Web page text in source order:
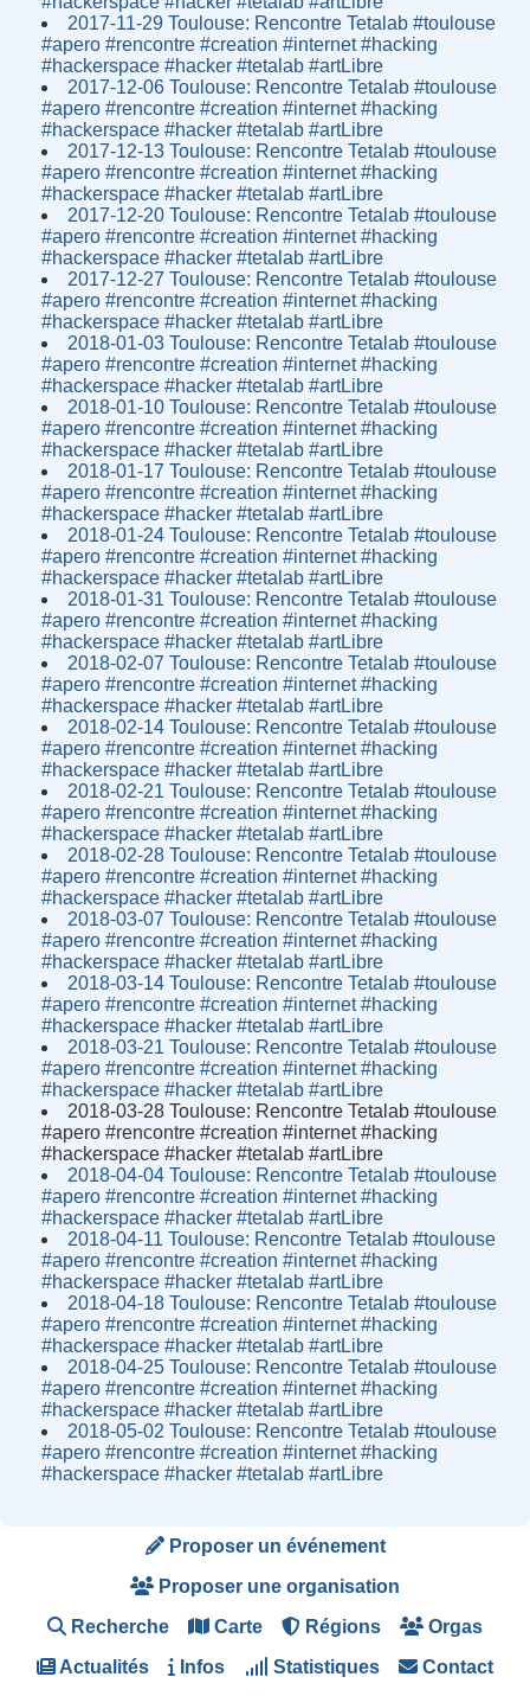
2017-11-29 Toulouse: Rencontre Tetalab #toulouse
#apero #rencontre #creation #internet #hacking
#hackerspace #hacker #tetalab #artLibre
2017-12-06 Toulouse: Rencontre Tetalab #toulouse
#apero #rencontre #creation #internet #hacking
#hackerspace #hacker #tetalab #artLibre
2017-12-13 Toulouse: Rencontre Tetalab #toulouse
#apero #rencontre #creation #internet #hacking
#hackerspace #hacker #tetalab #artLibre
2017-12-20 Toulouse: Rencontre Tetalab #toulouse
#apero #rencontre #creation #internet #hacking
#hackerspace #hacker #tetalab #artLibre
2017-12-27 Toulouse: Rencontre Tetalab #toulouse
#apero #rencontre #creation #internet #hacking
#hackerspace #hacker #tetalab #artLibre
2018-01-03 Toulouse: Rencontre Tetalab #toulouse
#apero #rencontre #creation #internet #hacking
#hackerspace #hacker #tetalab #artLibre
2018-01-10 Toulouse: Rencontre Tetalab #toulouse
#apero #rencontre #creation #internet #hacking
#hackerspace #hacker #tetalab #artLibre
2018-01-17 Toulouse: Rencontre Tetalab #toulouse
#apero #rencontre #creation #internet #hacking
#hackerspace #hacker #tetalab #artLibre
2018-01-24 Toulouse: Rencontre Tetalab #toulouse
#apero #rencontre #creation #internet #hacking
#hackerspace #hacker #tetalab #artLibre
2018-01-31 Toulouse: Rencontre Tetalab #toulouse
#apero #rencontre #creation #internet #hacking
#hackerspace #hacker #tetalab #artLibre
2018-02-07 Toulouse: Rencontre Tetalab #toulouse
#apero #rencontre #creation #internet #hacking
#hackerspace #hacker #tetalab #artLibre
2018-02-14 Toulouse: Rencontre Tetalab #toulouse
#apero #rencontre #creation #internet #hacking
#hackerspace #hacker #tetalab #artLibre
2018-02-21 Toulouse: Rencontre Tetalab #toulouse
#apero #rencontre #creation #internet #hacking
#hackerspace #hacker #tetalab #artLibre
2018-02-28 Toulouse: Rencontre Tetalab #toulouse
#apero #rencontre #creation #internet #hacking
#hackerspace #hacker #tetalab #artLibre
2018-03-07 Toulouse: Rencontre Tetalab #toulouse
#apero #rencontre #creation #internet #hacking
#hackerspace #hacker #tetalab #artLibre
2018-03-14 Toulouse: Rencontre Tetalab #toulouse
#apero #rencontre #creation #internet #hacking
#hackerspace #hacker #tetalab #artLibre
2018-03-21 Toulouse: Rencontre Tetalab #toulouse
#apero #rencontre #creation #internet #hacking
#hackerspace #hacker #tetalab #artLibre
2018-03-28 Toulouse: Rencontre Tetalab #toulouse
#apero #rencontre #creation #internet #hacking
#hackerspace #hacker #tetalab #artLibre
2018-04-04 Toulouse: Rencontre Tetalab #toulouse
#apero #rencontre #creation #internet #hacking
#hackerspace #hacker #tetalab #artLibre
2018-04-11 Toulouse: Rencontre Tetalab #toulouse
#apero #rencontre #creation #internet #hacking
#hackerspace #hacker #tetalab #artLibre
2018-04-18 Toulouse: Rencontre Tetalab #toulouse
#apero #rencontre #creation #internet #hacking
#hackerspace #hacker #tetalab #artLibre
2018-04-25 Toulouse: Rencontre Tetalab #toulouse
#apero #rencontre #creation #internet #hacking
#hackerspace #hacker #tetalab #artLibre
2018-05-02 Toulouse: Rencontre Tetalab #toulouse
#apero #rencontre #creation #internet #hacking
#hackerspace #hacker #tetalab #artLibre
Proposer un événement
Proposer une organisation
Recherche Carte Régions Orgas
Actualités Infos Statistiques Contact